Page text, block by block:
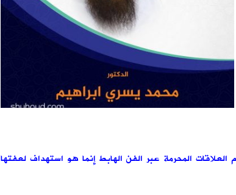
العلاقات المحرمة عبر الفن الهابط إنما هو استهداف لعفتها